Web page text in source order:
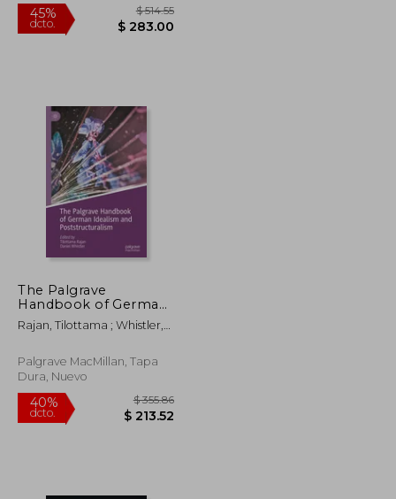
$ 79.79
$ 47.87
45%
dcto.
The Palgrave
Handbook of German
Idealism and
Poststructuralism (en
Rajan, Tilottama ; Whistler,
Palgrave MacMillan, Tapa
Dura, Nuevo